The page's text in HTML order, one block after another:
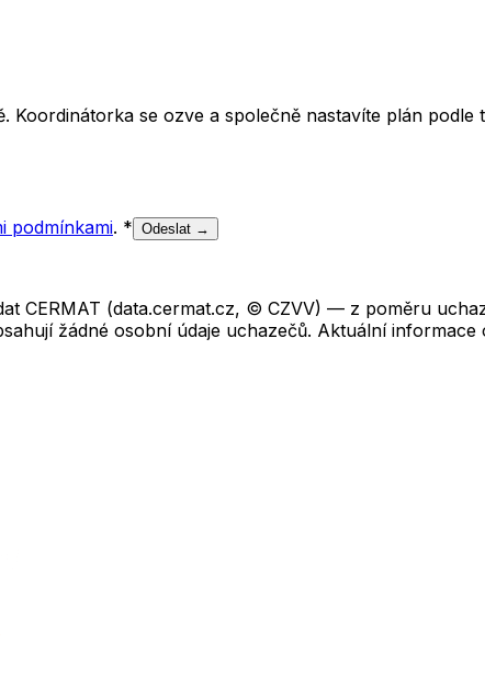
se ozve a společně nastavíte plán podle
podmínkami. * Odeslat →
CERMAT (data.cermat.cz, © CZVV) — z poměru
žádné osobní údaje uchazečů. Aktuální informace